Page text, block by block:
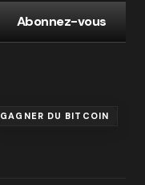
Abonnez-vous
GAGNER DU BITCOIN